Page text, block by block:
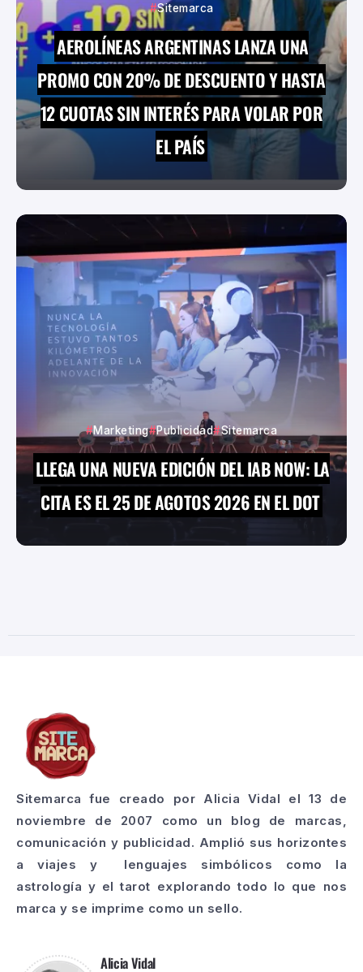
Sitemarca
AEROLÍNEAS ARGENTINAS LANZA UNA
PROMO CON 20% DE DESCUENTO Y HASTA
12 CUOTAS SIN INTERÉS PARA VOLAR POR
EL PAÍS
Marketing Publicidad Sitemarca
LLEGA UNA NUEVA EDICIÓN DEL IAB NOW: LA
CITA ES EL 25 DE AGOTOS 2026 EN EL DOT
Sitemarca fue creado por Alicia Vidal el 13 de
noviembre de 2007 como un blog de marcas,
comunicación y publicidad. Amplió sus horizontes
a viajes y lenguajes simbólicos como la
astrología y el tarot explorando todo lo que nos
marca y se imprime como un sello.
Alicia Vidal